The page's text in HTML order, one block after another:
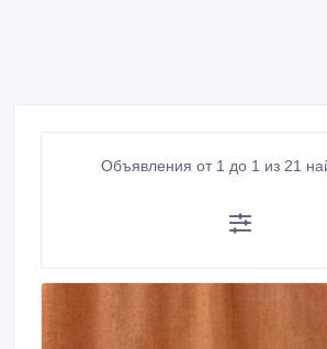
Объявления от 1 до 1 из 21